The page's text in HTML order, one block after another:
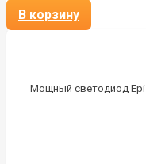
В корзину
Мощный светодиод